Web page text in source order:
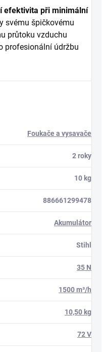
efektivita při minimální
svému špičkovému
průtoku vzduchu
profesionální údržbu
Foukače a vysavače
2 roky
10 kg
886661299478
Akumulátor
Stihl
35 N
1500 m³/h
10,50 kg
72 V